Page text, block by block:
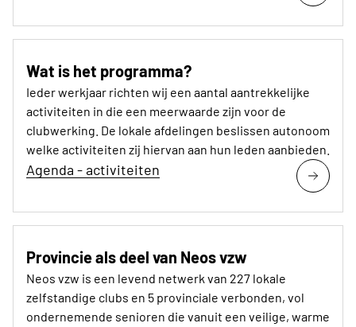
Wat is het programma?
Ieder werkjaar richten wij een aantal aantrekkelijke
activiteiten in die een meerwaarde zijn voor de
clubwerking. De lokale afdelingen beslissen autonoom
welke activiteiten zij hiervan aan hun leden aanbieden.
Agenda - activiteiten
Provincie als deel van Neos vzw
Neos vzw is een levend netwerk van 227 lokale
zelfstandige clubs en 5 provinciale verbonden, vol
ondernemende senioren die vanuit een veilige, warme